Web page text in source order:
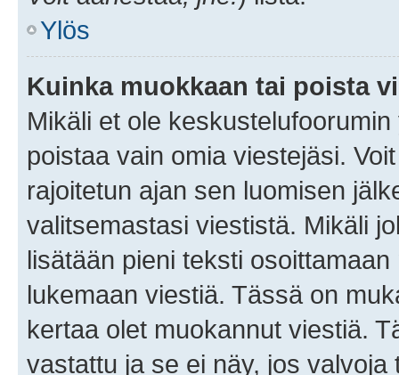
Ylös
Kuinka muokkaan tai poista
Mikäli et ole
poistaa vain omia viestejäsi.
rajoitetun ajan sen luomisen
valitsemastasi viestistä. Mikäli
lisätään pieni teksti
lukemaan viestiä. Tässä on
kertaa olet muokannut viestiä.
vastattu ja se ei näy, jos